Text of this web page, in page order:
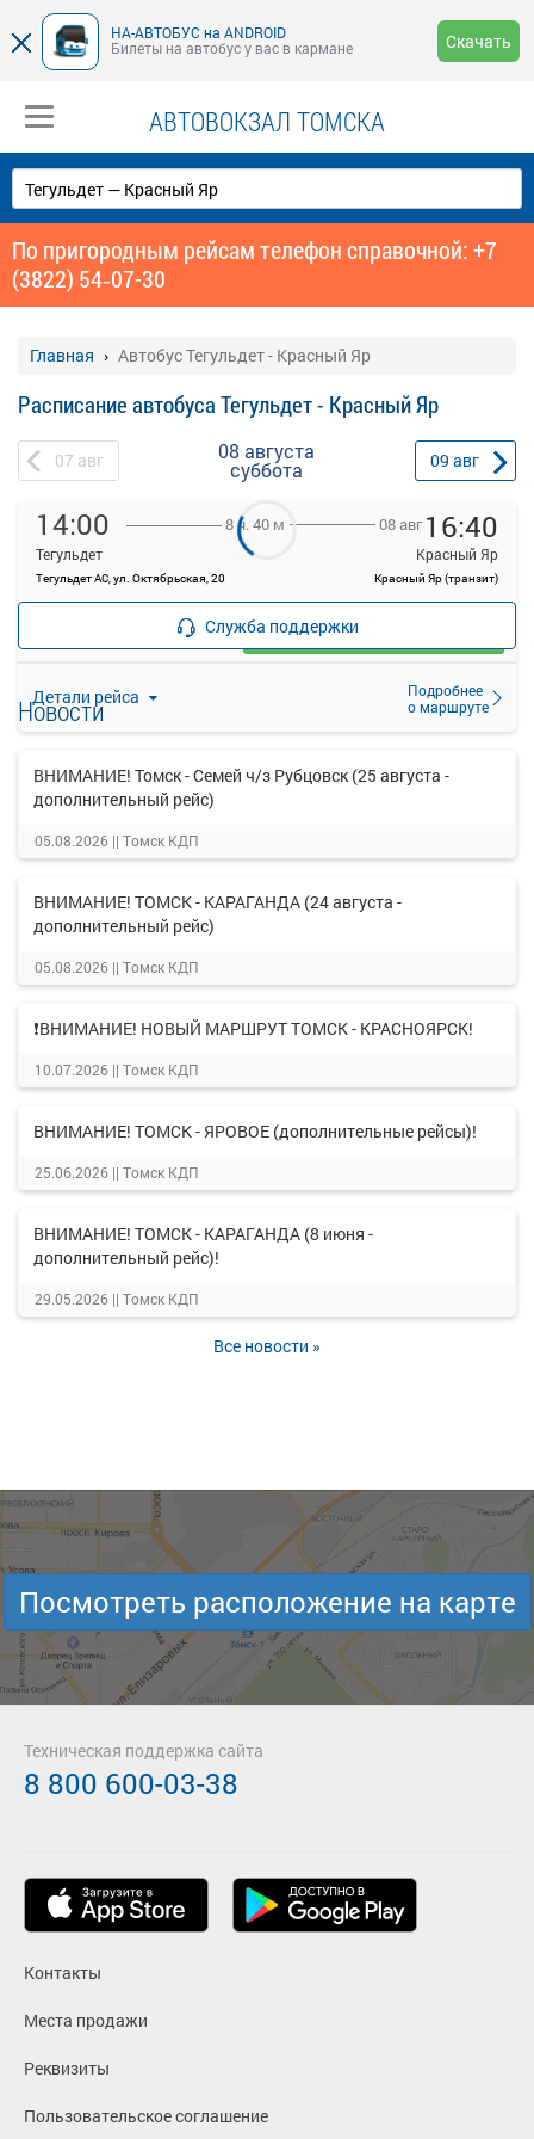
НА-АВТОБУС на ANDROID
Билеты на автобус у вас в кармане
Скачать
АВТОВОКЗАЛ ТОМСКА
По пригородным рейсам телефон справочной: +7
(3822) 54‑07-30
Главная Автобус Тегульдет - Красный Яр
Расписание автобуса Тегульдет - Красный Яр
07 авг 08 августа
суббота 09 авг
14:00
Тегульдет
Тегульдет АС, ул. Октябрьская, 20
8 ч. 40 м 08 авг 16:40
Красный Яр
Красный Яр (транзит)
Детали рейса
Подробнее
о маршруте
—
Загрузить цену
Служба поддержки
Новости
ВНИМАНИЕ! Томск - Семей ч/з Рубцовск (25 августа -
дополнительный рейс)
05.08.2026 || Томск КДП
ВНИМАНИЕ! ТОМСК - КАРАГАНДА (24 августа -
дополнительный рейс)
05.08.2026 || Томск КДП
❗ВНИМАНИЕ! НОВЫЙ МАРШРУТ ТОМСК - КРАСНОЯРСК!
10.07.2026 || Томск КДП
ВНИМАНИЕ! ТОМСК - ЯРОВОЕ (дополнительные рейсы)!
25.06.2026 || Томск КДП
ВНИМАНИЕ! ТОМСК - КАРАГАНДА (8 июня -
дополнительный рейс)!
29.05.2026 || Томск КДП
Все новости »
Посмотреть расположение на карте
Контакты
Места продажи
Реквизиты
Пользовательское соглашение
Техническая поддержка сайта
8 800 600-03-38